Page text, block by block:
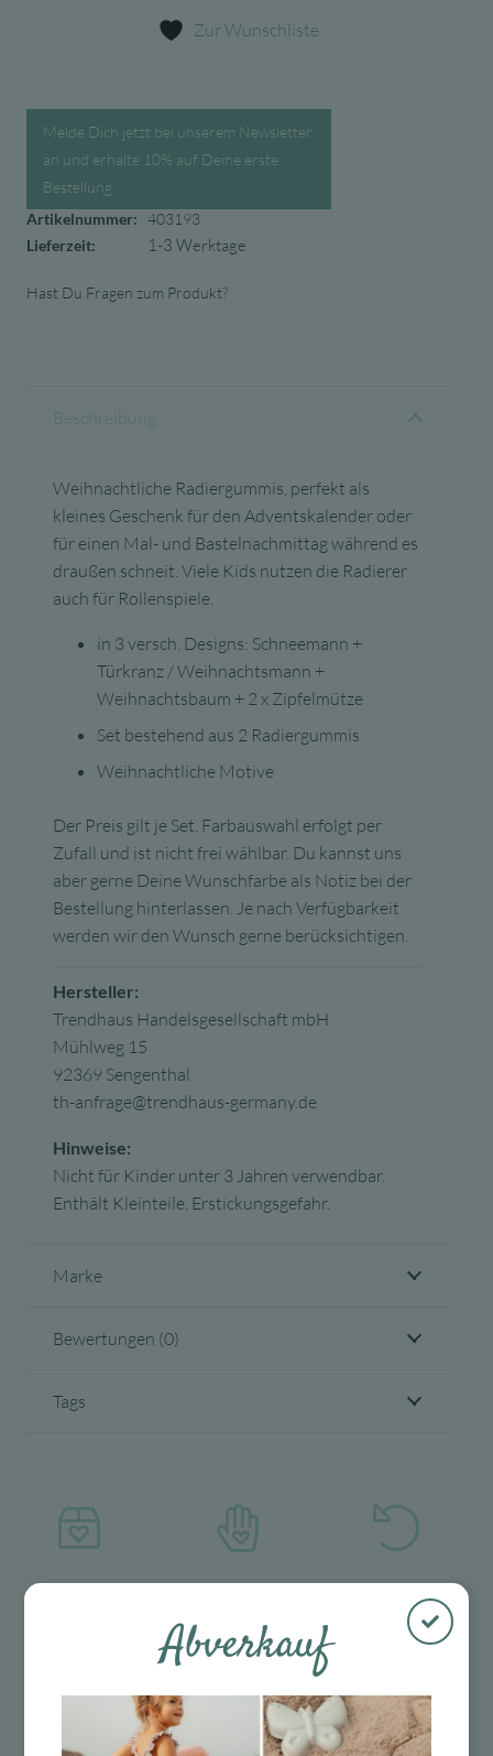
Zur Wunschliste
Melde Dich jetzt bei unserem Newsletter
an und erhalte 10% auf Deine erste
Bestellung.
Artikelnummer: 403193
Lieferzeit:
1-3 Werktage
Hast Du Fragen zum Produkt?
Beschreibung
Weihnachtliche Radiergummis, perfekt als
kleines Geschenk für den Adventskalender oder
für einen Mal- und Bastelnachmittag während es
draußen schneit. Viele Kids nutzen die Radierer
auch für Rollenspiele.
in 3 versch. Designs: Schneemann +
Türkranz / Weihnachtsmann +
Weihnachtsbaum + 2 x Zipfelmütze
Set bestehend aus 2 Radiergummis
Weihnachtliche Motive
Der Preis gilt je Set. Farbauswahl erfolgt per
Zufall und ist nicht frei wählbar. Du kannst uns
aber gerne Deine Wunschfarbe als Notiz bei der
Bestellung hinterlassen. Je nach Verfügbarkeit
werden wir den Wunsch gerne berücksichtigen.
Hersteller:
Trendhaus Handelsgesellschaft mbH
Mühlweg 15
92369 Sengenthal
th-anfrage@trendhaus-germany.de
Hinweise:
Nicht für Kinder unter 3 Jahren verwendbar.
Enthält Kleinteile. Erstickungsgefahr.
Marke
Bewertungen (0)
Tags
verpackte
Produkte
30 Tage Rückgaberecht
Abverkauf